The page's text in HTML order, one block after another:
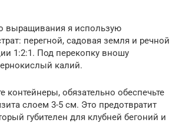
выращивания я использую
перегной, садовая земля и речной
1:2:1. Под перекопку вношу
калий.
контейнеры, обязательно обеспечьте
слоем 3-5 см. Это предотвратит
губителен для клубней бегоний и